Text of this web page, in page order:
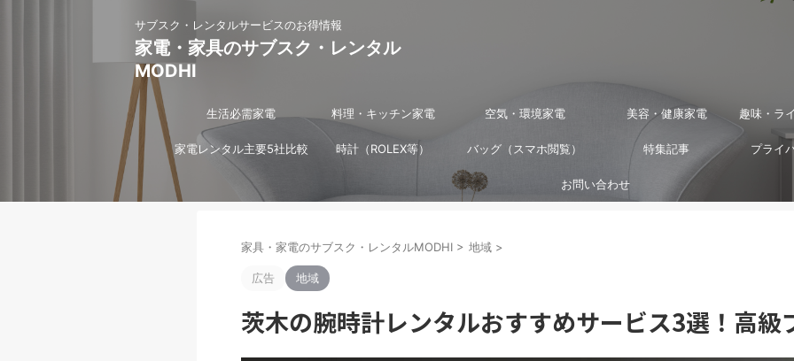
サブスク・レンタルサービスのお得情報
家電・家具のサブスク・レンタル
MODHI
生活必需家電 料理・キッチン家電 空気・環境家電 美容・健康家電 趣味・ラ
家電レンタル主要5社比較 時計（ROLEX等） バッグ（スマホ閲覧） 特集記事 プライ
お問い合わせ
家具・家電のサブスク・レンタルMODHI > 地域 >
広告 地域
茨木の腕時計レンタルおすすめサービス3選！高級